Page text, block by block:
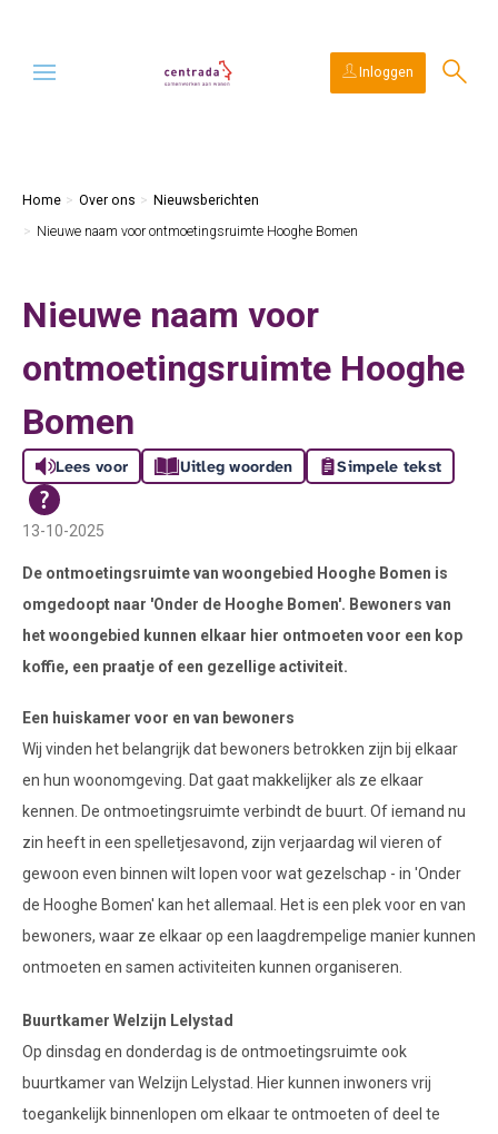
Naar de homepage
Ga naar Hoofd Inloggen
Home Over ons
Nieuwsberichten
Nieuwe naam voor ontmoetingsruimte Hooghe Bomen
Nieuwe naam voor
ontmoetingsruimte Hooghe
Bomen
Lees voor Uitleg woorden Simpele tekst
13-10-2025
De ontmoetingsruimte van woongebied Hooghe Bomen is
omgedoopt naar 'Onder de Hooghe Bomen'. Bewoners van
het woongebied kunnen elkaar hier ontmoeten voor een kop
koffie, een praatje of een gezellige activiteit.
Een huiskamer voor en van bewoners
Wij vinden het belangrijk dat bewoners betrokken zijn bij elkaar
en hun woonomgeving. Dat gaat makkelijker als ze elkaar
kennen. De ontmoetingsruimte verbindt de buurt. Of iemand nu
zin heeft in een spelletjesavond, zijn verjaardag wil vieren of
gewoon even binnen wilt lopen voor wat gezelschap - in 'Onder
de Hooghe Bomen' kan het allemaal. Het is een plek voor en van
bewoners, waar ze elkaar op een laagdrempelige manier kunnen
ontmoeten en samen activiteiten kunnen organiseren.
Buurtkamer Welzijn Lelystad
Op dinsdag en donderdag is de ontmoetingsruimte ook
buurtkamer van Welzijn Lelystad. Hier kunnen inwoners vrij
toegankelijk binnenlopen om elkaar te ontmoeten of deel te